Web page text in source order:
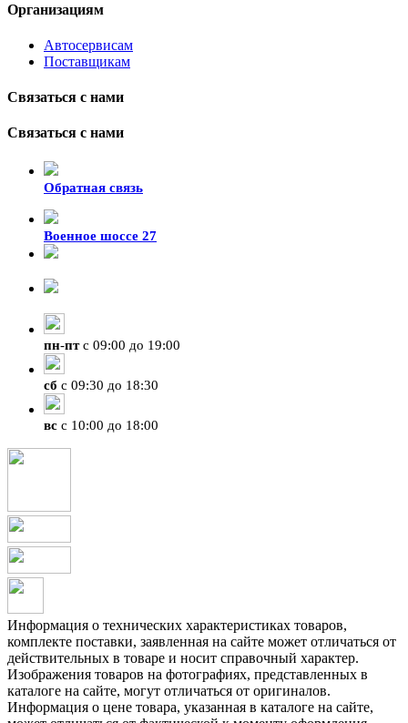
Организациям
Автосервисам
Поставщикам
Связаться с нами
Связаться с нами
Обратная связь
Военное шоссе 27
пн-птс 09:00 до 19:00
сб с 09:30 до 18:30
вс с 10:00 до 18:00
Информация о технических характеристиках товаров,
комплекте поставки, заявленная на сайте может отличаться от
действительных в товаре и носит справочный характер.
Изображения товаров на фотографиях, представленных в
каталоге на сайте, могут отличаться от оригиналов.
Информация о цене товара, указанная в каталоге на сайте,